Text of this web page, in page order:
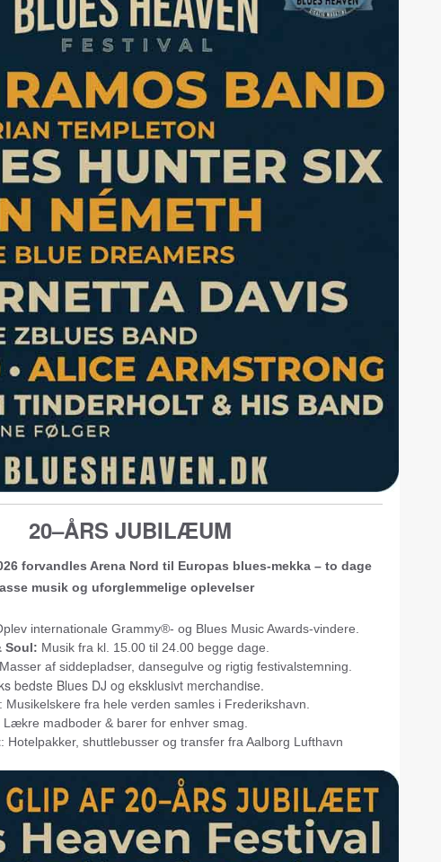
20–ÅRS JUBILÆUM
forvandles Arena Nord til Europas blues-mekka – to dage
musik og uforglemmelige oplevelser
internationale Grammy®- og Blues Music Awards-vindere.
Soul: Musik fra kl. 15.00 til 24.00 begge dage.
Masser af siddepladser, dansegulve og rigtig festivalstemning.
bedste Blues DJ og eksklusivt merchandise.
: Musikelskere fra hele verden samles i Frederikshavn.
Lækre madboder & barer for enhver smag.
: Hotelpakker, shuttlebusser og transfer fra Aalborg Lufthavn